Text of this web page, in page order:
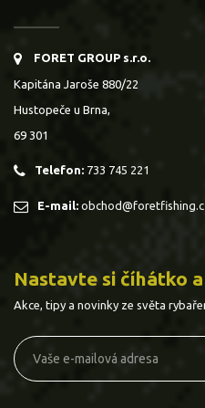
FORET GROUP s.r.o.
Kapitána Jaroše 880/22
Hustopeče u Brna,
69 301
Telefon: 733 745 221
E-mail:
Nastavte si číhátko
Akce, tipy a novinky ze světa